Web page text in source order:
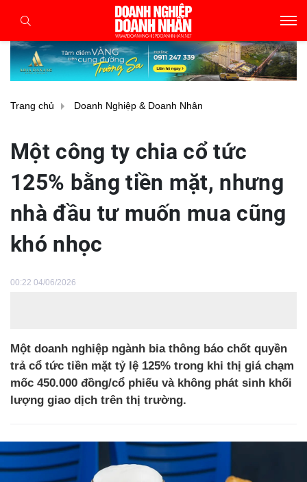
Trang chủ Doanh Nghiệp & Doanh Nhân
Một công ty chia cổ tức
125% bằng tiền mặt, nhưng
nhà đầu tư muốn mua cũng
khó nhọc
00:22 04/06/2026
Một doanh nghiệp ngành bia thông báo chốt quyền
trả cổ tức tiền mặt tỷ lệ 125% trong khi thị giá chạm
mốc 450.000 đồng/cổ phiếu và không phát sinh khối
lượng giao dịch trên thị trường.